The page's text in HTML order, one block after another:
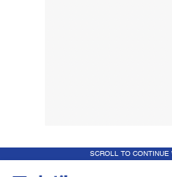
SCROLL TO CONTINUE